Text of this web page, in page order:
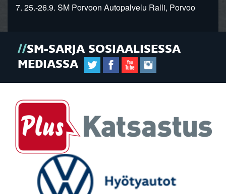
7. 25.-26.9. SM Porvoon Autopalvelu Ralli, Porvoo
SM-SARJA SOSIAALISESSA
MEDIASSA